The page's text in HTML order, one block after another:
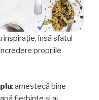
însă sfatul
propriile
: amestecă bine